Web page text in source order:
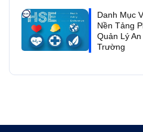
Danh Mục
Nền Tảng
Quản Lý
Trường